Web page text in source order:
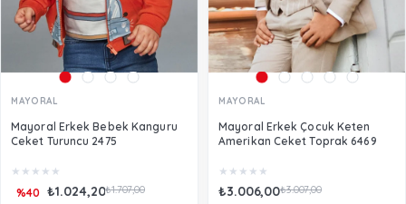
MAYORAL
Mayoral Erkek Bebek Kanguru
Ceket Turuncu 2475
★ ★ ★ ★ ★
₺1.024,20₺1.707,00
%40
MAYORAL
Mayoral Erkek Çocuk Keten
Amerikan Ceket Toprak 6469
★ ★ ★ ★ ★
₺3.006,00₺3.007,00